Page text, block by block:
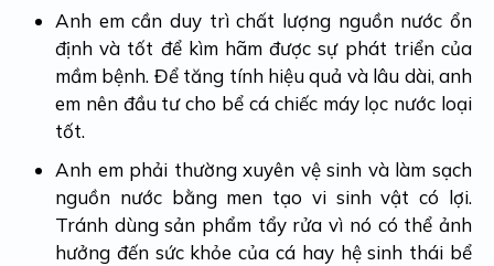
Anh em cần duy trì chất lượng nguồn nước ổn
định và tốt để kìm hãm được sự phát triển của
mầm bệnh. Để tăng tính hiệu quả và lâu dài, anh
em nên đầu tư cho bể cá chiếc máy lọc nước loại
tốt.
Anh em phải thường xuyên vệ sinh và làm sạch
nguồn nước bằng men tạo vi sinh vật có lợi.
Tránh dùng sản phẩm tẩy rửa vì nó có thể ảnh
hưởng đến sức khỏe của cá hay hệ sinh thái bể